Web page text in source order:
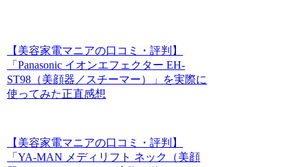
【美容家電マニアの口コミ・評判】
「Panasonic イオンエフェクター EH-
ST98（美顔器／スチーマー）」を実際に
使ってみた正直感想
【美容家電マニアの口コミ・評判】
「YA-MAN メディリフト ネック（美顔